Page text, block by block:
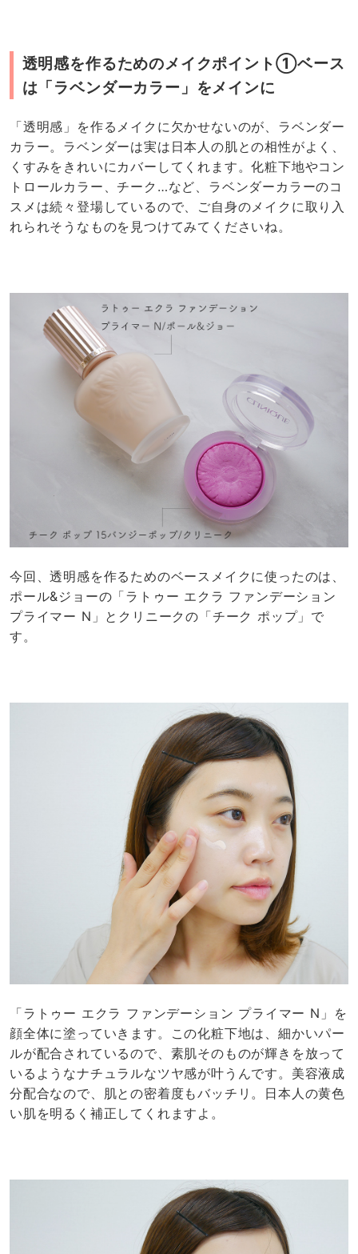
透明感を作るためのメイクポイント①ベース
は「ラベンダーカラー」をメインに
「透明感」を作るメイクに欠かせないのが、ラベンダー
カラー。ラベンダーは実は日本人の肌との相性がよく、
くすみをきれいにカバーしてくれます。化粧下地やコン
トロールカラー、チーク…など、ラベンダーカラーのコ
スメは続々登場しているので、ご自身のメイクに取り入
れられそうなものを見つけてみてくださいね。
今回、透明感を作るためのベースメイクに使ったのは、
ポール&ジョーの「ラトゥー エクラ ファンデーション
プライマー N」とクリニークの「チーク ポップ」で
す。
「ラトゥー エクラ ファンデーション プライマー N」を
顔全体に塗っていきます。この化粧下地は、細かいパー
ルが配合されているので、素肌そのものが輝きを放って
いるようなナチュラルなツヤ感が叶うんです。美容液成
分配合なので、肌との密着度もバッチリ。日本人の黄色
い肌を明るく補正してくれますよ。